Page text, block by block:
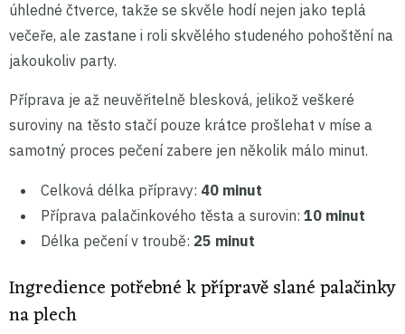
úhledné čtverce, takže se skvěle hodí nejen jako teplá
večeře, ale zastane i roli skvělého studeného pohoštění na
jakoukoliv party.
Příprava je až neuvěřitelně blesková, jelikož veškeré
suroviny na těsto stačí pouze krátce prošlehat v míse a
samotný proces pečení zabere jen několik málo minut.
Celková délka přípravy: 40 minut
Příprava palačinkového těsta a surovin: 10 minut
Délka pečení v troubě: 25 minut
Ingredience potřebné k přípravě slané palačinky
na plech